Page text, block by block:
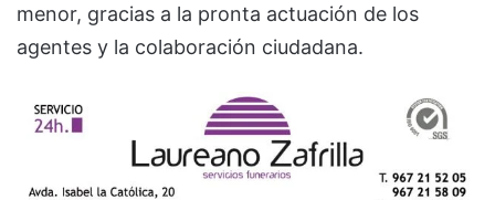
menor, gracias a la pronta actuación de los
agentes y la colaboración ciudadana.